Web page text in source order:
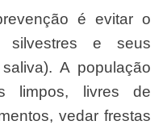
silvestres e seus
A população
limpos, livres de
vedar frestas